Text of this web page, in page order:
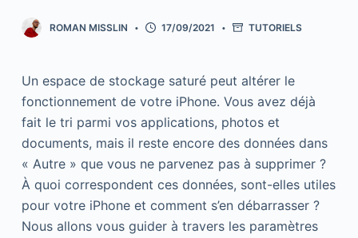
o
e
n
u
ROMAN MISSLIN 17/09/2021 TUTORIELS
Un espace de stockage saturé peut altérer le
fonctionnement de votre iPhone. Vous avez déjà
fait le tri parmi vos applications, photos et
documents, mais il reste encore des données dans
« Autre » que vous ne parvenez pas à supprimer ?
À quoi correspondent ces données, sont-elles utiles
pour votre iPhone et comment s’en débarrasser ?
Nous allons vous guider à travers les paramètres